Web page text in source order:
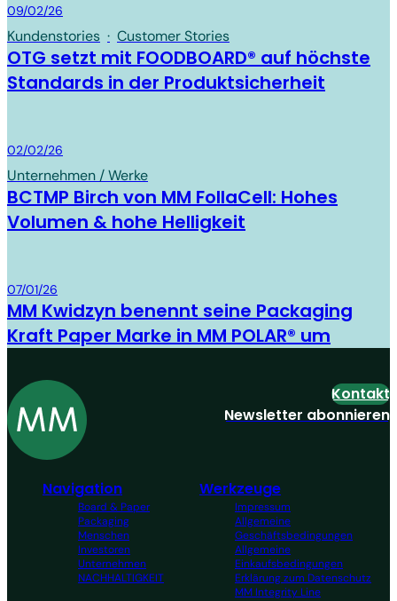
Board & Paper
09/02/26
Kundenstories · Customer Stories
OTG setzt mit FOODBOARD® auf höchste
Standards in der Produktsicherheit
Board & Paper
02/02/26
Unternehmen / Werke
BCTMP Birch von MM FollaCell: Hohes
Volumen & hohe Helligkeit
Board & Paper
07/01/26
MM Kwidzyn benennt seine Packaging
Kraft Paper Marke in MM POLAR® um
Navigation
Board & Paper
Packaging
Menschen
Investoren
Unternehmen
NACHHALTIGKEIT
Werkzeuge
Impressum
Allgemeine
Geschäftsbedingungen
Allgemeine
Einkaufsbedingungen
Erklärung zum Datenschutz
MM Integrity Line
Kontakt
Newsletter abonnieren